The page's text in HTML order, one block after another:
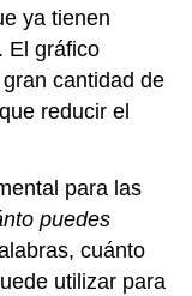
ya tienen
El gráfico
cantidad de
reducir el
para las
puedes
cuánto
utilizar para